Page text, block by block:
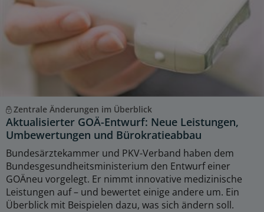
Zentrale Änderungen im Überblick
Aktualisierter GOÄ-Entwurf: Neue Leistungen,
Umbewertungen und Bürokratieabbau
Bundesärztekammer und PKV-Verband haben dem
Bundesgesundheitsministerium den Entwurf einer
GOÄneu vorgelegt. Er nimmt innovative medizinische
Leistungen auf – und bewertet einige andere um. Ein
Überblick mit Beispielen dazu, was sich ändern soll.